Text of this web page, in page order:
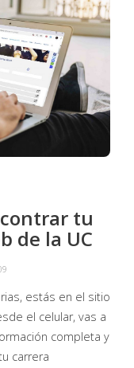
tu
de la UC
estás en el sitio
el celular, vas a
completa y
carrera